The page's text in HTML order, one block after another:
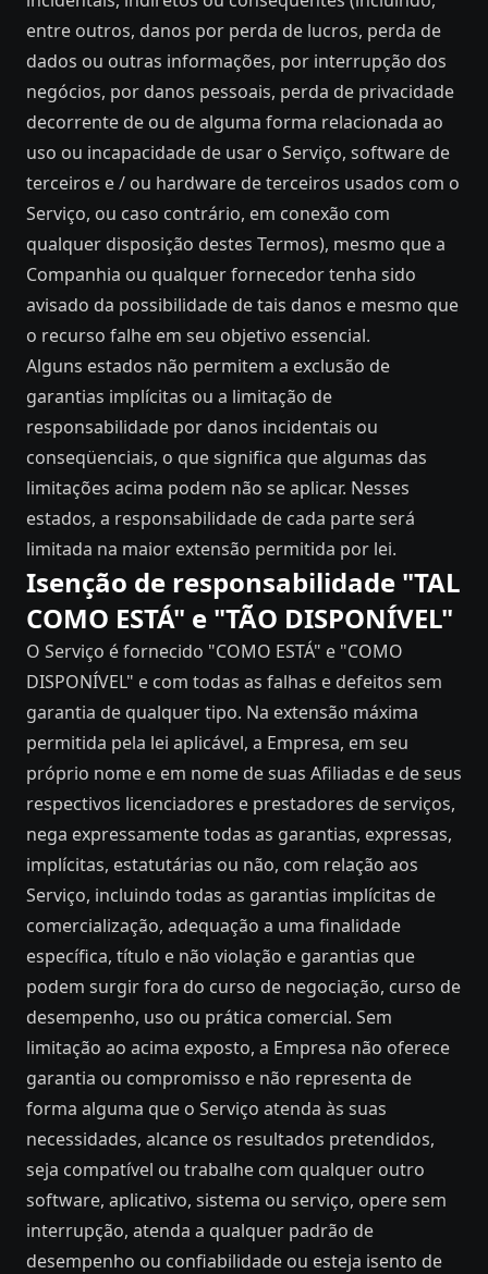
entre outros, danos por perda de lucros, perda de
dados ou outras informações, por interrupção dos
negócios, por danos pessoais, perda de privacidade
decorrente de ou de alguma forma relacionada ao
uso ou incapacidade de usar o Serviço, software de
terceiros e / ou hardware de terceiros usados ​​com o
Serviço, ou caso contrário, em conexão com
qualquer disposição destes Termos), mesmo que a
Companhia ou qualquer fornecedor tenha sido
avisado da possibilidade de tais danos e mesmo que
o recurso falhe em seu objetivo essencial.
Alguns estados não permitem a exclusão de
garantias implícitas ou a limitação de
responsabilidade por danos incidentais ou
conseqüenciais, o que significa que algumas das
limitações acima podem não se aplicar. Nesses
estados, a responsabilidade de cada parte será
limitada na maior extensão permitida por lei.
Isenção de responsabilidade "TAL
COMO ESTÁ" e "TÃO DISPONÍVEL"
O Serviço é fornecido "COMO ESTÁ" e "COMO
DISPONÍVEL" e com todas as falhas e defeitos sem
garantia de qualquer tipo. Na extensão máxima
permitida pela lei aplicável, a Empresa, em seu
próprio nome e em nome de suas Afiliadas e de seus
respectivos licenciadores e prestadores de serviços,
nega expressamente todas as garantias, expressas,
implícitas, estatutárias ou não, com relação aos
Serviço, incluindo todas as garantias implícitas de
comercialização, adequação a uma finalidade
específica, título e não violação e garantias que
podem surgir fora do curso de negociação, curso de
desempenho, uso ou prática comercial. Sem
limitação ao acima exposto, a Empresa não oferece
garantia ou compromisso e não representa de
forma alguma que o Serviço atenda às suas
necessidades, alcance os resultados pretendidos,
seja compatível ou trabalhe com qualquer outro
software, aplicativo, sistema ou serviço, opere sem
interrupção, atenda a qualquer padrão de
desempenho ou confiabilidade ou esteja isento de